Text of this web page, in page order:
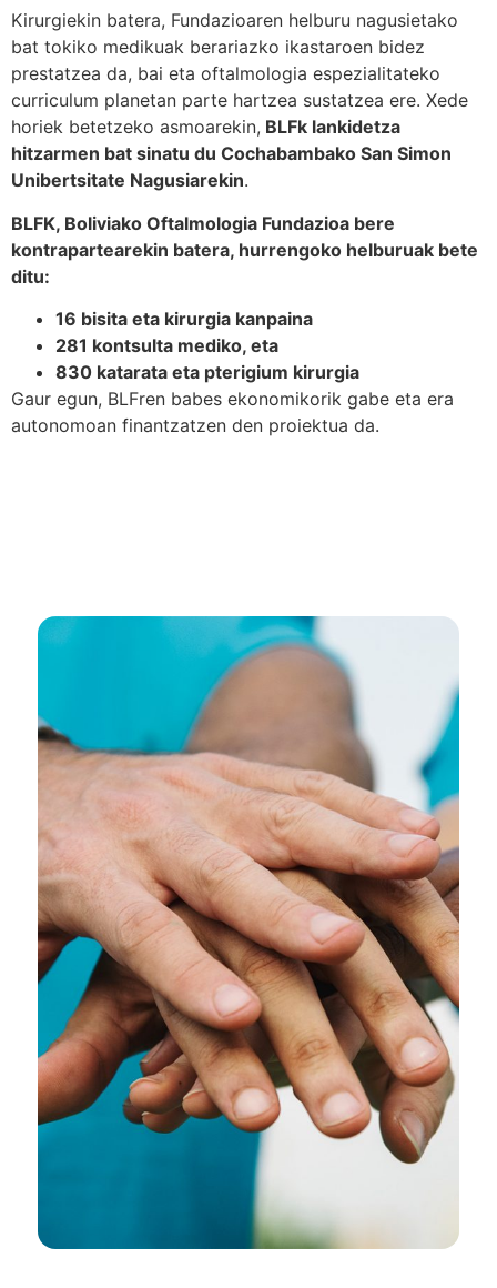
Kirurgiekin batera, Fundazioaren helburu nagusietako
bat tokiko medikuak berariazko ikastaroen bidez
prestatzea da, bai eta oftalmologia espezialitateko
curriculum planetan parte hartzea sustatzea ere. Xede
horiek betetzeko asmoarekin, BLFk lankidetza
hitzarmen bat sinatu du Cochabambako San Simon
Unibertsitate Nagusiarekin.
BLFK, Boliviako Oftalmologia Fundazioa bere
kontrapartearekin batera, hurrengoko helburuak bete
ditu:
16 bisita eta kirurgia kanpaina
281 kontsulta mediko, eta
830 katarata eta pterigium kirurgia
Gaur egun, BLFren babes ekonomikorik gabe eta era
autonomoan finantzatzen den proiektua da.